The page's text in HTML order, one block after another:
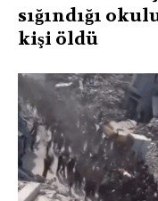
sığındığı
kişi öldü